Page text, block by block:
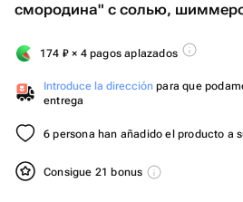
смородина" с солью,
174 ₽ × 4 pagos aplazados
Introduce la dirección para que
entrega
6 persona han añadido el producto a
Consigue 21 bonus